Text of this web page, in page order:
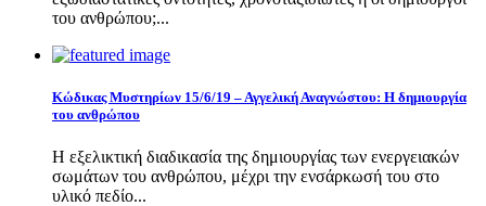
του ανθρώπου;...
Κώδικας Μυστηρίων 15/6/19 – Αγγελική Αναγνώστου: Η δημιουργία
του ανθρώπου
Η εξελικτική διαδικασία της δημιουργίας των ενεργειακών
σωμάτων του ανθρώπου, μέχρι την ενσάρκωσή του στο
υλικό πεδίο...